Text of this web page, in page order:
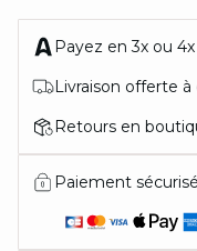
Payez en 3x ou
Livraison offerte
Retours en
Paiement sécurisé